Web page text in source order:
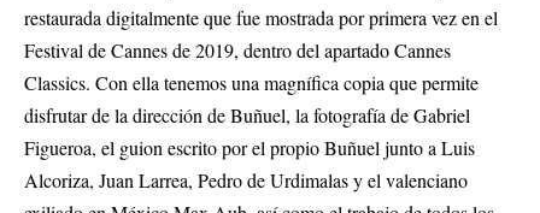
restaurada digitalmente que fue mostrada por primera vez en el
Festival de Cannes de 2019, dentro del apartado Cannes
Classics. Con ella tenemos una magnífica copia que permite
disfrutar de la dirección de Buñuel, la fotografía de Gabriel
Figueroa, el guion escrito por el propio Buñuel junto a Luis
Alcoriza, Juan Larrea, Pedro de Urdimalas y el valenciano